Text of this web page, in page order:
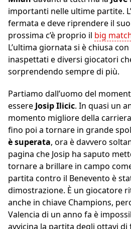
importanti nelle ultime partite. L’
fermata e deve riprendere il
prossima c’è proprio il big
L’ultima giornata si è chiusa
inaspettati e diversi giocatori
sorprendendo sempre di più.
Partiamo dall’uomo del
essere JosipIlicic. In quasi un
momento migliore della
fino poi a tornare in grande
è superata, ora è davvero
pagina che Josip ha saputo
tornare a brillare in campo
partita contro il Benevento è
dimostrazione. È un giocatore
anche in chiave Champions,
Valencia di un anno fa è
avvicina la partita degli ottavi di